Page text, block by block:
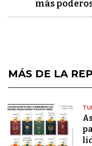
más
MÁS DE LA